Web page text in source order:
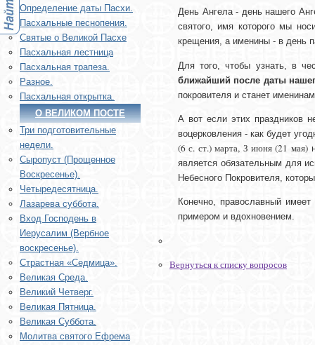
Определение даты Пасхи.
Пасхальные песнопения.
Святые о Великой Пасхе
Пасхальная лестница
Пасхальная трапеза.
Разное.
Пасхальная открытка.
О ВЕЛИКОМ ПОСТЕ
Три подготовительные
недели.
Сыропуст (Прощенное
Воскресенье).
Четыредесятница.
Лазарева суббота.
Вход Господень в
Иерусалим (Вербное
воскресенье).
Страстная «Седмица».
Великая Среда.
Великий Четверг.
Великая Пятница.
Великая Суббота.
Молитва святого Ефрема
День Ангела - день нашего
святого, имя которого мы
крещения, а именины - в день
Для того, чтобы узнать, в
ближайший после даты
покровителя и станет
А вот если этих праздников
воцерковления - как будет
(6 с. ст.) марта, З июня (21 мая)
является обязательным для
Небесного Покровителя,
Конечно, православный
примером и вдохновением.
Вернуться к списку вопросов